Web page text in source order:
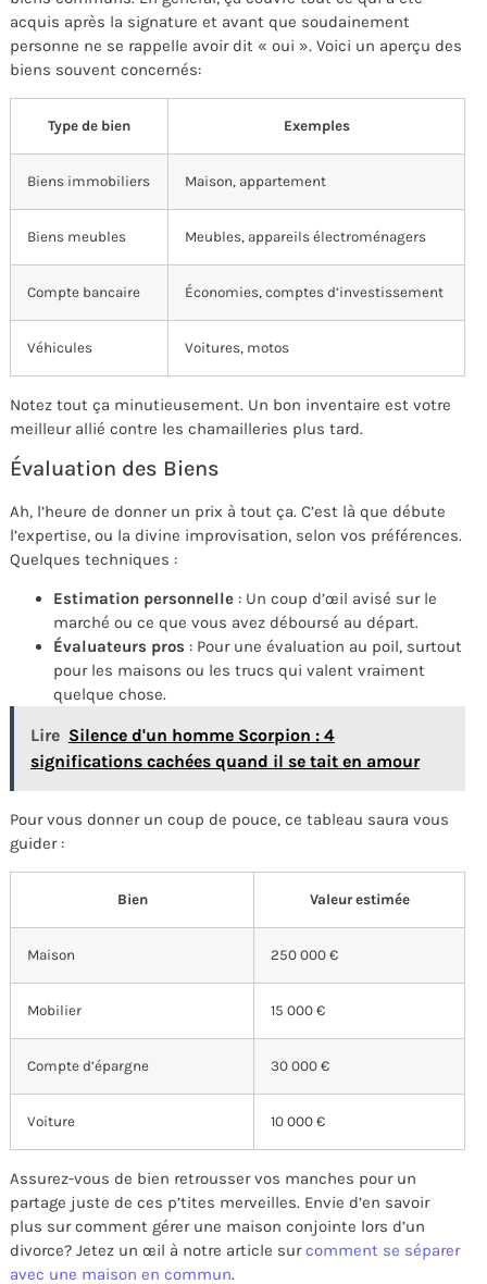
acquis après la signature et avant que soudainement
personne ne se rappelle avoir dit « oui ». Voici un aperçu des
biens souvent concernés:
Type de bien Exemples
Biens immobiliers Maison, appartement
Biens meubles Meubles, appareils électroménagers
Compte bancaire Économies, comptes d’investissement
Véhicules Voitures, motos
Notez tout ça minutieusement. Un bon inventaire est votre
meilleur allié contre les chamailleries plus tard.
Évaluation des Biens
Ah, l’heure de donner un prix à tout ça. C’est là que débute
l’expertise, ou la divine improvisation, selon vos préférences.
Quelques techniques :
Estimation personnelle : Un coup d’œil avisé sur le
marché ou ce que vous avez déboursé au départ.
Évaluateurs pros : Pour une évaluation au poil, surtout
pour les maisons ou les trucs qui valent vraiment
quelque chose.
Lire Silence d'un homme Scorpion : 4
significations cachées quand il se tait en amour
Pour vous donner un coup de pouce, ce tableau saura vous
guider :
Bien Valeur estimée
Maison 250 000 €
Mobilier 15 000 €
Compte d’épargne 30 000 €
Voiture 10 000 €
Assurez-vous de bien retrousser vos manches pour un
partage juste de ces p’tites merveilles. Envie d’en savoir
plus sur comment gérer une maison conjointe lors d’un
divorce? Jetez un œil à notre article surcomment se séparer
avec une maison en commun.